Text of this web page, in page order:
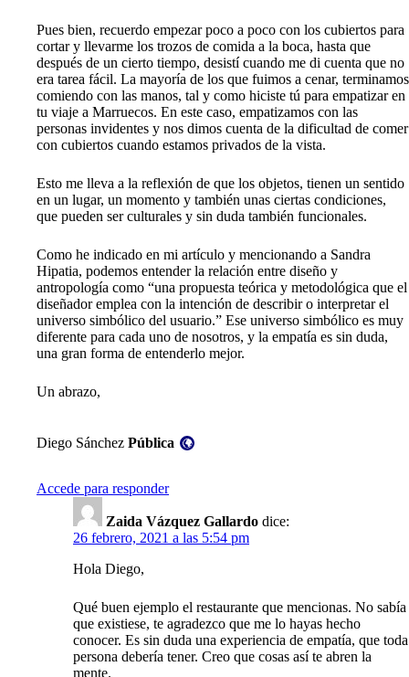
Pues bien, recuerdo empezar poco a poco con los cubiertos para
cortar y llevarme los trozos de comida a la boca, hasta que
después de un cierto tiempo, desistí cuando me di cuenta que no
era tarea fácil. La mayoría de los que fuimos a cenar, terminamos
comiendo con las manos, tal y como hiciste tú para empatizar en
tu viaje a Marruecos. En este caso, empatizamos con las
personas invidentes y nos dimos cuenta de la dificultad de comer
con cubiertos cuando estamos privados de la vista.
Esto me lleva a la reflexión de que los objetos, tienen un sentido
en un lugar, un momento y también unas ciertas condiciones,
que pueden ser culturales y sin duda también funcionales.
Como he indicado en mi artículo y mencionando a Sandra
Hipatia, podemos entender la relación entre diseño y
antropología como “una propuesta teórica y metodológica que el
diseñador emplea con la intención de describir o interpretar el
universo simbólico del usuario.” Ese universo simbólico es muy
diferente para cada uno de nosotros, y la empatía es sin duda,
una gran forma de entenderlo mejor.
Un abrazo,
Diego Sánchez Pública
Accede para responder
Zaida Vázquez Gallardo dice:
26 febrero, 2021 a las 5:54 pm
Hola Diego,
Qué buen ejemplo el restaurante que mencionas. No sabía
que existiese, te agradezco que me lo hayas hecho
conocer. Es sin duda una experiencia de empatía, que toda
persona debería tener. Creo que cosas así te abren la
mente.